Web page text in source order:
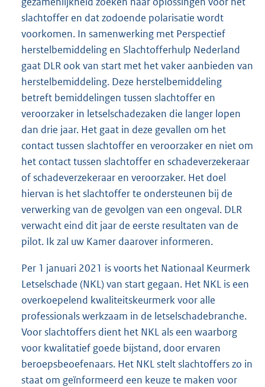
slachtoffer en dat zodoende polarisatie wordt
voorkomen. In samenwerking met Perspectief
herstelbemiddeling en Slachtofferhulp Nederland
gaat DLR ook van start met het vaker aanbieden van
herstelbemiddeling. Deze herstelbemiddeling
betreft bemiddelingen tussen slachtoffer en
veroorzaker in letselschadezaken die langer lopen
dan drie jaar. Het gaat in deze gevallen om het
contact tussen slachtoffer en veroorzaker en niet om
het contact tussen slachtoffer en schadeverzekeraar
of schadeverzekeraar en veroorzaker. Het doel
hiervan is het slachtoffer te ondersteunen bij de
verwerking van de gevolgen van een ongeval. DLR
verwacht eind dit jaar de eerste resultaten van de
pilot. Ik zal uw Kamer daarover informeren.
Per 1 januari 2021 is voorts het Nationaal Keurmerk
Letselschade (NKL) van start gegaan. Het NKL is een
overkoepelend kwaliteitskeurmerk voor alle
professionals werkzaam in de letselschadebranche.
Voor slachtoffers dient het NKL als een waarborg
voor kwalitatief goede bijstand, door ervaren
beroepsbeoefenaars. Het NKL stelt slachtoffers zo in
staat om geïnformeerd een keuze te maken voor